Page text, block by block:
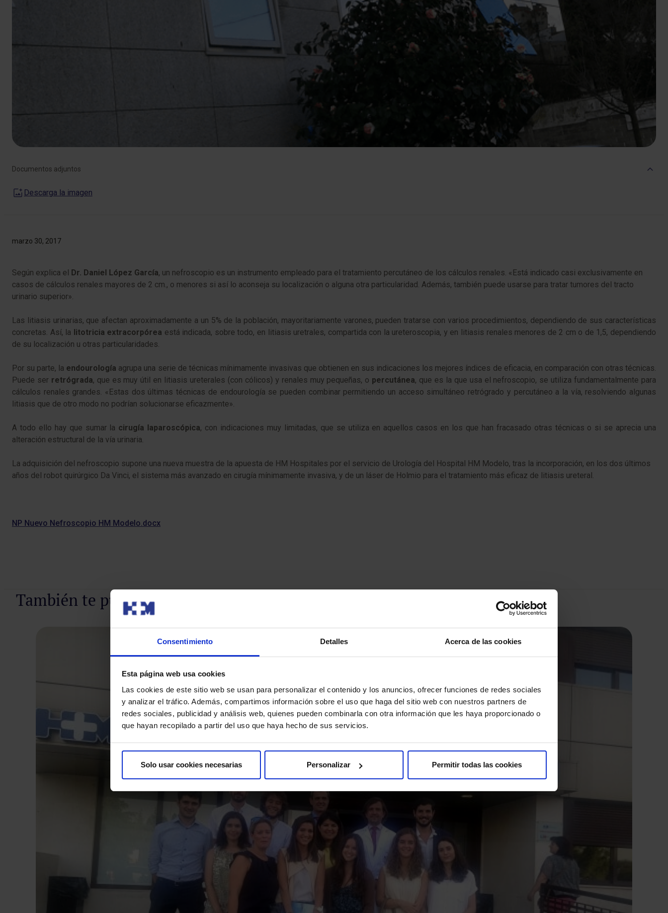
Consentimiento Detalles Acerca de las cookies
Esta página web usa cookies
Las cookies de este sitio web se usan para personalizar el contenido y los anuncios, ofrecer funciones de redes sociales
y analizar el tráfico. Además, compartimos información sobre el uso que haga del sitio web con nuestros partners de
redes sociales, publicidad y análisis web, quienes pueden combinarla con otra información que les haya proporcionado o
que hayan recopilado a partir del uso que haya hecho de sus servicios.
Solo usar cookies necesarias Personalizar Permitir todas las cookies
marzo 30, 2017
​​Según explica el Dr. Daniel López García, un nefroscopio es un instrumento empleado para el tratamiento percutáneo de los cálculos renales. «Está indicado casi exclusivamente en
casos de cálculos renales mayores de 2 cm., o menores si así lo aconseja su localización o alguna otra particularidad. Además, también puede usarse para tratar tumores del tracto
urinario superior».
Las litiasis urinarias, que afectan aproximadamente a un 5% de la población, mayoritariamente varones, pueden tratarse con varios procedimientos, dependiendo de sus características
concretas. Así, la litotricia extracorpórea está indicada, sobre todo, en litiasis uretrales, compartida con la ureteroscopia, y en litiasis renales menores de 2 cm o de 1,5, dependiendo
de su localización u otras particularidades.
Por su parte, la endourología agrupa una serie de técnicas mínimamente invasivas que obtienen en sus indicaciones los mejores índices de eficacia, en comparación con otras técnicas.
Puede serretrógrada, que es muy útil en litiasis ureterales (con cólicos) y renales muy pequeñas, o percutánea, que es la que usa el nefroscopio, se utiliza fundamentalmente para
cálculos renales grandes. «Estas dos últimas técnicas de endourología se pueden combinar permitiendo un acceso simultáneo retrógrado y percutáneo a la vía, resolviendo algunas
litiasis que de otro modo no podrían solucionarse eficazmente».
A todo ello hay que sumar la cirugía laparoscópica, con indicaciones muy limitadas, que se utiliza en aquellos casos en los que han fracasado otras técnicas o si se aprecia una
alteración estructural de la vía urinaria.
La adquisición del nefroscopio supone una nueva muestra de la apuesta de HM Hospitales por el servicio de Urología del Hospital HM Modelo, tras la incorporación, en los dos últimos
años del robot quirúrgico Da Vinci, el sistema más avanzado en cirugía mínimamente invasiva, y de un láser de Holmio para el tratamiento más eficaz de litiasis ureteral.
NP Nuevo Nefroscopio HM Modelo.docx
Documentos adjuntos
Descarga la imagen
También te puede interesar